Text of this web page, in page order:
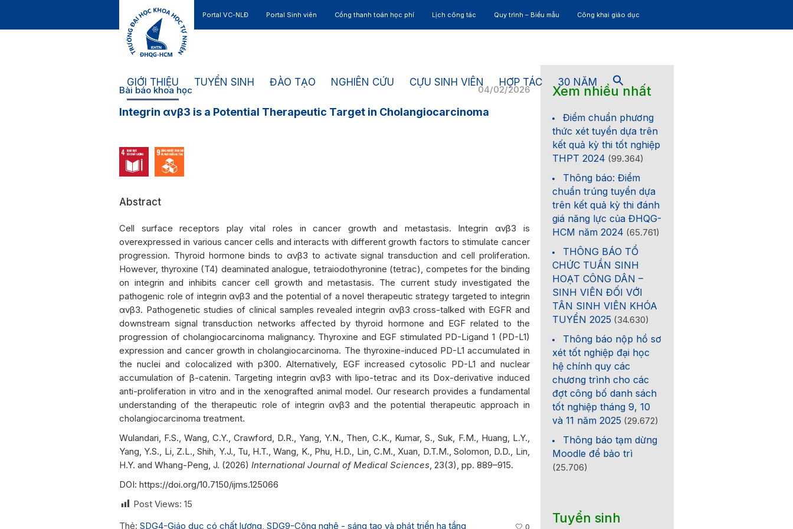
Portal VC-NLĐ Portal Sinh viên Cổng thanh toán học phí Lịch công tác Quy trình – Biểu mẫu Công khai giáo dục
GIỚI THIỆU TUYỂN SINH ĐÀO TẠO NGHIÊN CỨU CỰU SINH VIÊN HỢP TÁC 30 NĂM
04/02/2026
Bài báo khoa học
Integrin αvβ3 is a Potential Therapeutic Target in Cholangiocarcinoma
Abstract
Cell surface receptors play vital roles in cancer growth and metastasis. Integrin αvβ3 is
overexpressed in various cancer cells and interacts with different growth factors to stimulate cancer
progression. Thyroid hormone binds to αvβ3 to activate signal transduction and cell proliferation.
However, thyroxine (T4) deaminated analogue, tetraiodothyronine (tetrac), competes for the binding
on integrin and inhibits cancer cell growth and metastasis. The current study investigated the
pathogenic role of integrin αvβ3 and the potential of a novel therapeutic strategy targeted to integrin
αvβ3. Pathogenetic studies of clinical samples revealed integrin αvβ3 cross-talked with EGFR and
downstream signal transduction networks affected by thyroid hormone and EGF related to the
progression of cholangiocarcinoma malignancy. Thyroxine and EGF stimulated PD-Ligand 1 (PD-L1)
expression and cancer growth in cholangiocarcinoma. The thyroxine-induced PD-L1 accumulated in
the nuclei and colocalized with p300. Alternatively, EGF increased cytosolic PD-L1 and nuclear
accumulation of β-catenin. Targeting integrin αvβ3 with lipo-tetrac and its Dox-derivative induced
anti-proliferation in vitro and in the xenografted animal model. Our research provides a fundamental
understanding of the therapeutic role of integrin αvβ3 and the potential therapeutic approach in
cholangiocarcinoma treatment.
Wulandari, F.S., Wang, C.Y., Crawford, D.R., Yang, Y.N., Then, C.K., Kumar, S., Suk, F.M., Huang, L.Y.,
Yang, Y.S., Li, Z.L., Shih, Y.J., Tu, H.T., Wang, K., Phu, H.D., Lin, C.M., Xuan, D.T.M., Solomon, D.D., Lin,
H.Y. and Whang-Peng, J. (2026) International Journal of Medical Sciences, 23(3), pp. 889–915.
DOI: https://doi.org/10.7150/ijms.125066
Post Views: 15
Thẻ: SDG4-Giáo dục có chất lượng, SDG9-Công nghệ - sáng tạo và phát triển hạ tầng 0
Xem nhiều nhất
Điểm chuẩn phương
thức xét tuyển dựa trên
kết quả kỳ thi tốt nghiệp
THPT 2024 (99.364)
Thông báo: Điểm
chuẩn trúng tuyển dựa
trên kết quả kỳ thi đánh
giá năng lực của ĐHQG-
HCM năm 2024 (65.761)
THÔNG BÁO TỔ
CHỨC TUẦN SINH
HOẠT CÔNG DÂN –
SINH VIÊN ĐỐI VỚI
TÂN SINH VIÊN KHÓA
TUYỂN 2025 (34.630)
Thông báo nộp hồ sơ
xét tốt nghiệp đại học
hệ chính quy các
chương trình cho các
đợt công bố danh sách
tốt nghiệp tháng 9, 10
và 11 năm 2025 (29.672)
Thông báo tạm dừng
Moodle để bảo trì
(25.706)
Tuyển sinh